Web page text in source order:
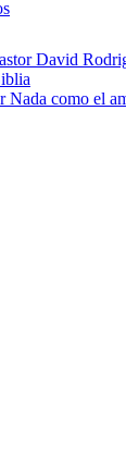
Nada como el